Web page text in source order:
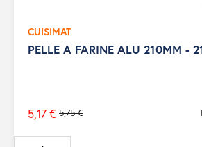
CUISIMAT
PELLE A FARINE ALU 210MM -
Prix
de
5,75 €
5,17 €